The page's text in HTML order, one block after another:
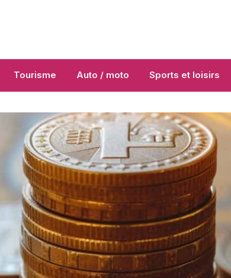
Tourisme Auto / moto Sports et loisirs